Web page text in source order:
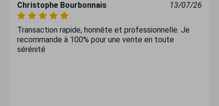
Christophe Bourbonnais 13/07/26
Transaction rapide, honnête et professionnelle. Je
recommande à 100% pour une vente en toute
sérénité